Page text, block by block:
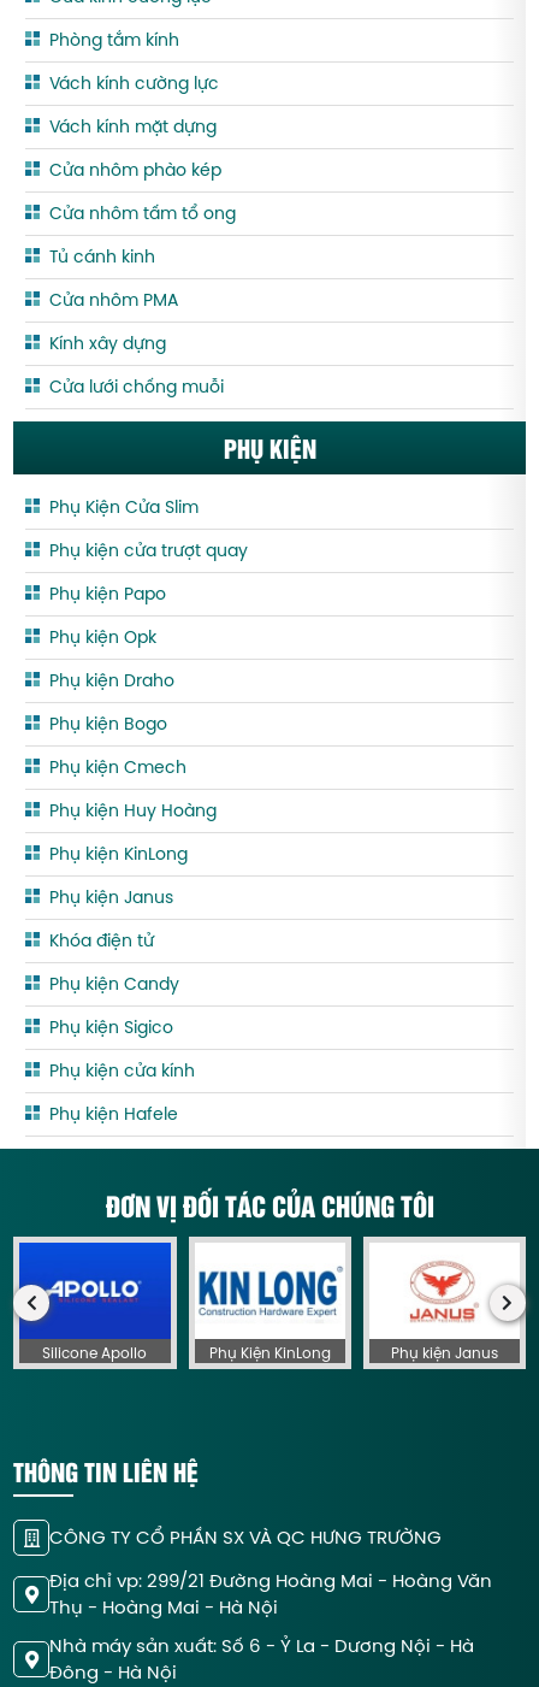
Phòng tắm kính
Vách kính cường lực
Vách kính mặt dựng
Cửa nhôm phào kép
Cửa nhôm tấm tổ ong
Tủ cánh kinh
Cửa nhôm PMA
Kính xây dựng
Cửa lưới chống muỗi
PHỤ KIỆN
Phụ Kiện Cửa Slim
Phụ kiện cửa trượt quay
Phụ kiện Papo
Phụ kiện Opk
Phụ kiện Draho
Phụ kiện Bogo
Phụ kiện Cmech
Phụ kiện Huy Hoàng
Phụ kiện KinLong
Phụ kiện Janus
Khóa điện tử
Phụ kiện Candy
Phụ kiện Sigico
Phụ kiện cửa kính
Phụ kiện Hafele
ĐƠN VỊ ĐỐI TÁC CỦA CHÚNG TÔI
Silicone Apollo Phụ Kiện KinLong Phụ kiện Janus
THÔNG TIN LIÊN HỆ
CÔNG TY CỔ PHẦN SX VÀ QC HƯNG TRƯỜNG
Địa chỉ vp: 299/21 Đường Hoàng Mai - Hoàng Văn
Thụ - Hoàng Mai - Hà Nội
Nhà máy sản xuất: Số 6 - Ỷ La - Dương Nội - Hà
Đông - Hà Nội